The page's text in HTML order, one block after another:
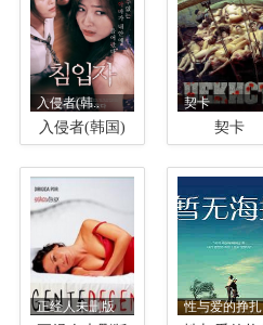
入侵者(韩..
入侵者(韩国)
契卡
契卡
正经人未删版 性与爱的挣扎